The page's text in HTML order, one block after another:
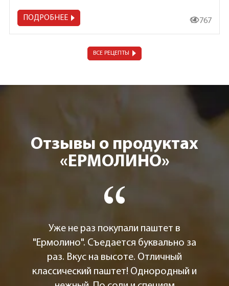
ПОДРОБНЕЕ 11 767
ВСЕ РЕЦЕПТЫ
Отзывы о продуктах
«ЕРМОЛИНО»
Уже не раз покупали паштет в
"Ермолино". Съедается буквально за
раз. Вкус на высоте. Отличный
классический паштет! Однородный и